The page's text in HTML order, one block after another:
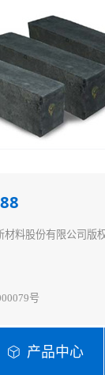
材料股份有限公司版
号
产品中心